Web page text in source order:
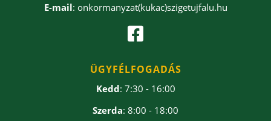
E-mail: onkormanyzat(kukac)szigetujfalu.hu

ÜGYFÉLFOGADÁS
Kedd: 7:30 - 16:00
Szerda: 8:00 - 18:00